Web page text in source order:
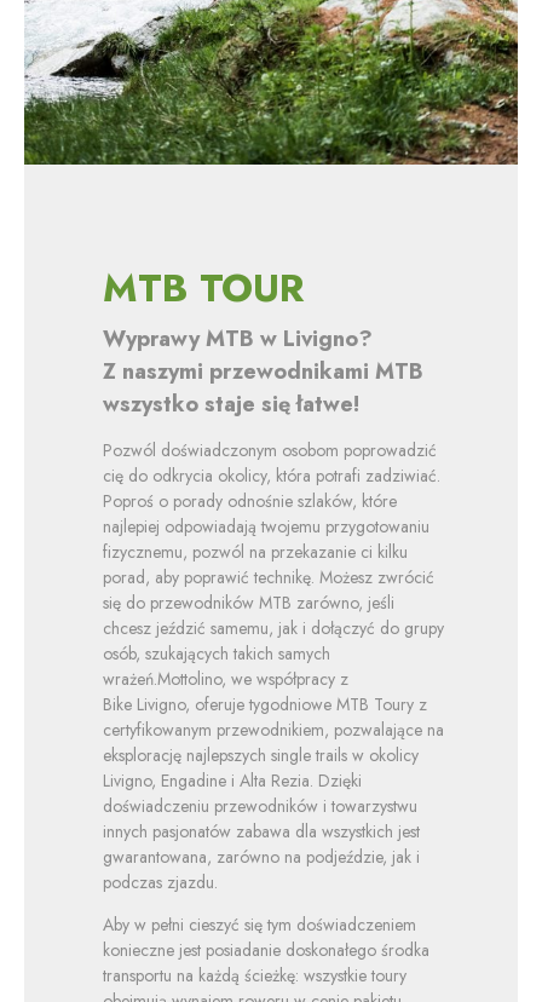
MTB TOUR
Wyprawy MTB w Livigno?
Z naszymi przewodnikami MTB
wszystko staje się łatwe!
Pozwól doświadczonym osobom poprowadzić
cię do odkrycia okolicy, która potrafi zadziwiać.
Poproś o porady odnośnie szlaków, które
najlepiej odpowiadają twojemu przygotowaniu
fizycznemu, pozwól na przekazanie ci kilku
porad, aby poprawić technikę. Możesz zwrócić
się do przewodników MTB zarówno, jeśli
chcesz jeździć samemu, jak i dołączyć do grupy
osób, szukających takich samych
wrażeń.Mottolino, we współpracy z
Bike Livigno, oferuje tygodniowe MTB Toury z
certyfikowanym przewodnikiem, pozwalające na
eksplorację najlepszych single trails w okolicy
Livigno, Engadine i Alta Rezia. Dzięki
doświadczeniu przewodników i towarzystwu
innych pasjonatów zabawa dla wszystkich jest
gwarantowana, zarówno na podjeździe, jak i
podczas zjazdu.
Aby w pełni cieszyć się tym doświadczeniem
konieczne jest posiadanie doskonałego środka
transportu na każdą ścieżkę: wszystkie toury